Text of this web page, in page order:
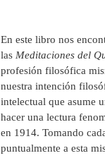
En este libro nos
las Meditaciones del
profesión filosófica
nuestra intención
intelectual que asume
hacer una lectura
en 1914. Tomando
puntualmente a esta